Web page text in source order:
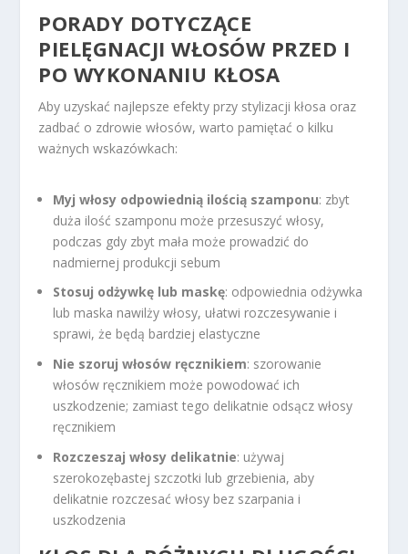
PORADY DOTYCZĄCE
PIELĘGNACJI WŁOSÓW PRZED I
PO WYKONANIU KŁOSA
Aby uzyskać najlepsze efekty przy stylizacji kłosa oraz
zadbać o zdrowie włosów, warto pamiętać o kilku
ważnych wskazówkach:
Myj włosy odpowiednią ilością szamponu: zbyt
duża ilość szamponu może przesuszyć włosy,
podczas gdy zbyt mała może prowadzić do
nadmiernej produkcji sebum
Stosuj odżywkę lub maskę: odpowiednia odżywka
lub maska nawilży włosy, ułatwi rozczesywanie i
sprawi, że będą bardziej elastyczne
Nie szoruj włosów ręcznikiem: szorowanie
włosów ręcznikiem może powodować ich
uszkodzenie; zamiast tego delikatnie odsącz włosy
ręcznikiem
Rozczeszaj włosy delikatnie: używaj
szerokozębastej szczotki lub grzebienia, aby
delikatnie rozczesać włosy bez szarpania i
uszkodzenia